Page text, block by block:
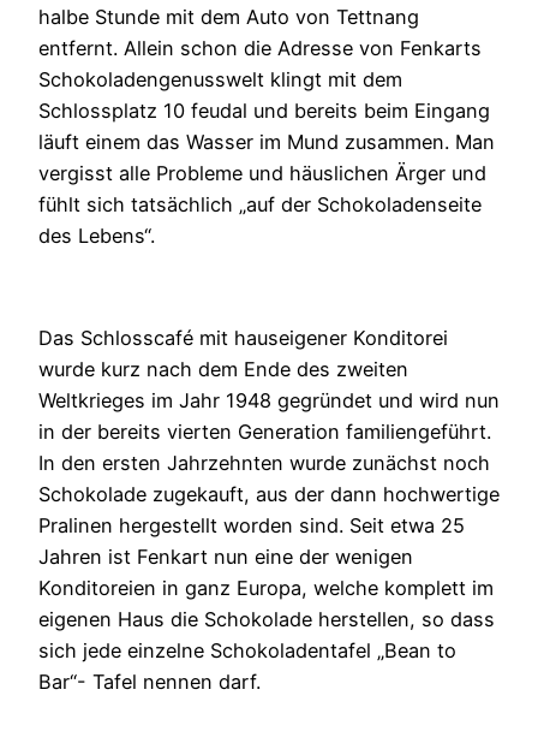
halbe Stunde mit dem Auto von Tettnang
entfernt. Allein schon die Adresse von Fenkarts
Schokoladengenusswelt klingt mit dem
Schlossplatz 10 feudal und bereits beim Eingang
läuft einem das Wasser im Mund zusammen. Man
vergisst alle Probleme und häuslichen Ärger und
fühlt sich tatsächlich „auf der Schokoladenseite
des Lebens“.
Das Schlosscafé mit hauseigener Konditorei
wurde kurz nach dem Ende des zweiten
Weltkrieges im Jahr 1948 gegründet und wird nun
in der bereits vierten Generation familiengeführt.
In den ersten Jahrzehnten wurde zunächst noch
Schokolade zugekauft, aus der dann hochwertige
Pralinen hergestellt worden sind. Seit etwa 25
Jahren ist Fenkart nun eine der wenigen
Konditoreien in ganz Europa, welche komplett im
eigenen Haus die Schokolade herstellen, so dass
sich jede einzelne Schokoladentafel „Bean to
Bar“- Tafel nennen darf.